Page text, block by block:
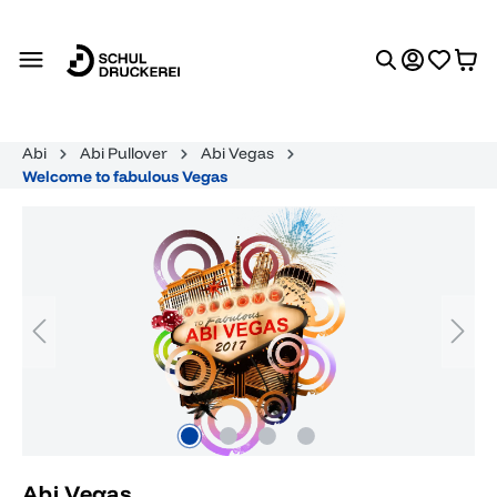
Abi Abi Pullover
Abi Vegas
Welcome to fabulous Vegas